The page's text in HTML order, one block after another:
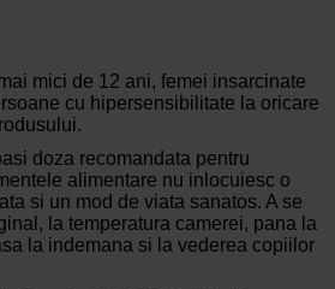
mici de 12 ani, femei insarcinate
cu hipersensibilitate la oricare
doza recomandata pentru
alimentare nu inlocuiesc o
si un mod de viata sanatos. A se
la temperatura camerei, pana la
la indemana si la vederea copiilor